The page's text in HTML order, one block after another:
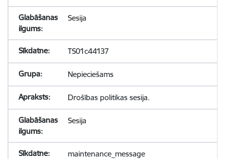
Sesija
TS01c44137
Nepieciešams
Drošības politikas sesija.
Sesija
maintenance_message